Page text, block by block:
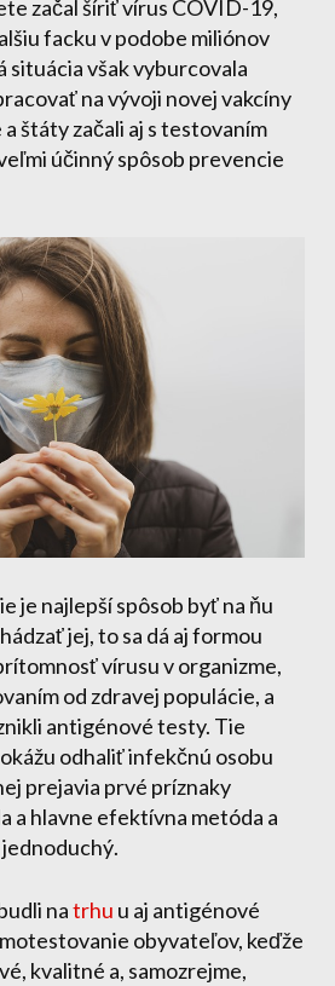
začal šíriť vírus COVID-19,
facku v podobe miliónov
situácia však vyburcovala
na vývoji novej vakcíny
štáty začali aj s testovaním
účinný spôsob prevencie
je najlepší spôsob byť na ňu
jej, to sa dá aj formou
vírusu v organizme,
od zdravej populácie, a
antigénové testy. Tie
odhaliť infekčnú osobu
prejavia prvé príznaky
a hlavne efektívna metóda a
natrhu u aj antigénové
obyvateľov, keďže
kvalitné a, samozrejme,